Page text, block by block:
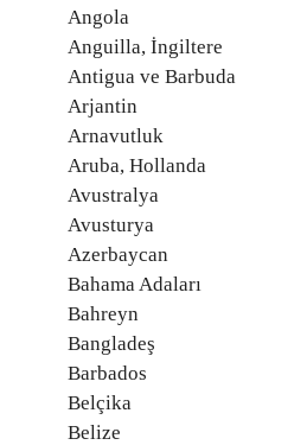
Angola
Anguilla, İngiltere
Antigua ve Barbuda
Arjantin
Arnavutluk
Aruba, Hollanda
Avustralya
Avusturya
Azerbaycan
Bahama Adaları
Bahreyn
Bangladeş
Barbados
Belçika
Belize